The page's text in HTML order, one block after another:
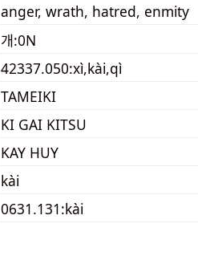
anger, wrath, hatred, enmity
개:0N
42337.050:xì,kài,qì
TAMEIKI
KI GAI KITSU
KAY HUY
kài
0631.131:kài